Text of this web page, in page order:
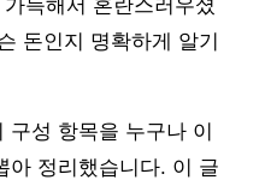
득해서 혼란스러우셨
돈인지 명확하게 알기
구성 항목을 누구나 이
아 정리했습니다. 이 글